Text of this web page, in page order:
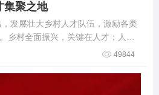
集聚之地
发展壮大乡村人才队伍，激励各类
乡村全面振兴，关键在人才；人才
49844